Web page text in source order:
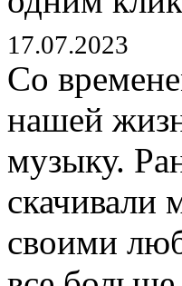
17.07.2023
Со
нашей
музыку.
скачивали
своими